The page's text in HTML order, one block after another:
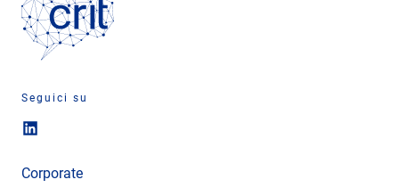
Seguici su
Corporate